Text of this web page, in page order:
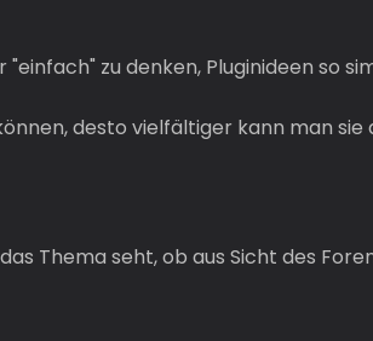
zu denken, Pluginideen so
desto vielfältiger kann man
Thema seht, ob aus Sicht des